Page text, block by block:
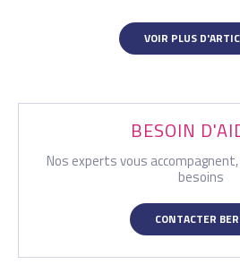
VOIR PLUS
BESOIN
Nos experts vous
besoins
CONTACTER